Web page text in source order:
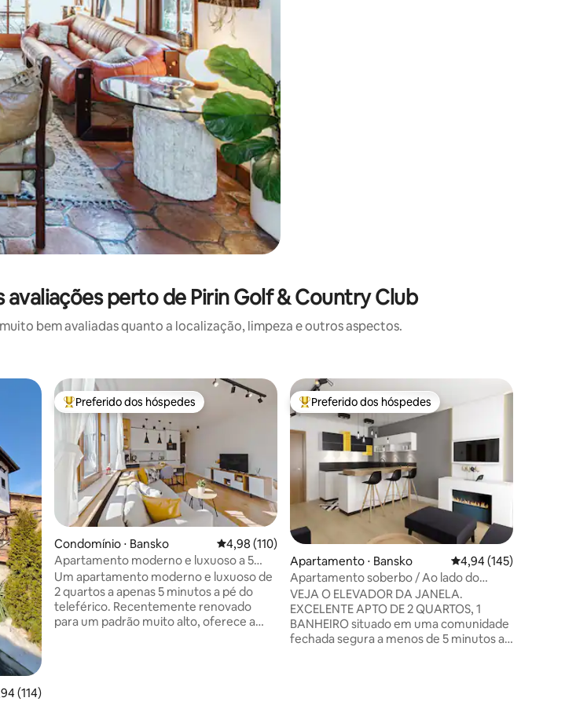
perto de Pirin Golf & Country Club
bem avaliadas quanto a localização, limpeza e outros aspectos.
de uma avaliação média de 5, 114 avaliações
(114)
Entre os melhores preferidos dos hóspedes
Preferido dos hóspedes
Condomínio ⋅ Bansko 4,98 de uma avaliação média de 5, 110 avaliações
4,98 (110)
Apartamento moderno e luxuoso a 5
minutos do teleférico
Um apartamento moderno e luxuoso de
2 quartos a apenas 5 minutos a pé do
teleférico. Recentemente renovado
para um padrão muito alto, oferece a
Entre os melhores preferidos dos hóspedes
Preferido dos hóspedes
Apartamento ⋅ Bansko 4,94 de uma avaliação
4,94 (145)
Apartamento soberbo / Ao lado do
teleférico
VEJA O ELEVADOR DA JANELA.
EXCELENTE APTO DE 2 QUARTOS, 1
BANHEIRO situado em uma comunidade
fechada segura a menos de 5 minutos a